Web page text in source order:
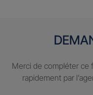
Merci de compléter ce
rapidement par